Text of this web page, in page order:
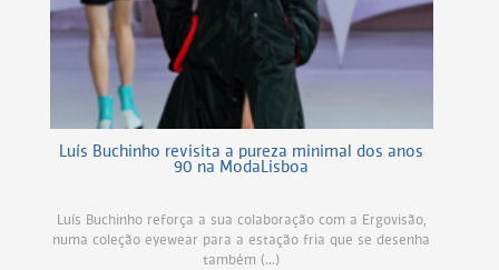
Luís Buchinho revisita a pureza minimal dos anos
90 na ModaLisboa
Luís Buchinho reforça a sua colaboração com a Ergovisão,
numa coleção eyewear para a estação fria que se desenha
também (...)